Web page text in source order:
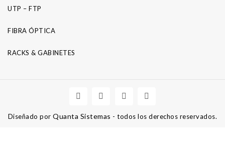
UTP – FTP
FIBRA ÓPTICA
RACKS & GABINETES
Diseñado porQuanta Sistemas - todos los derechos reservados.